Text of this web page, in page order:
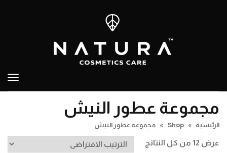
مجموعة عطور النيش
الرئيسية »
Shop
» مجموعة عطور النيش
عرض ⁦12⁩ من كل النتائج